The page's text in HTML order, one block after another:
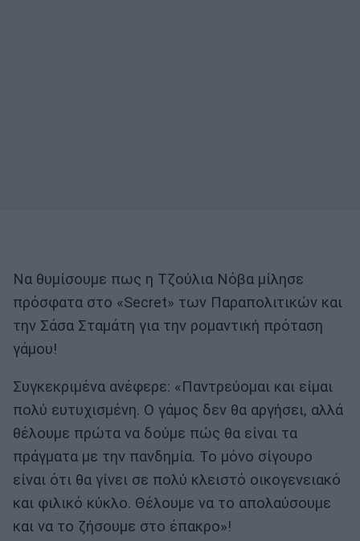
Να θυμίσουμε πως η Τζούλια Νόβα μίλησε
πρόσφατα στο «Secret» των Παραπολιτικών και
την Σάσα Σταμάτη για την ρομαντική πρόταση
γάμου!
Συγκεκριμένα ανέφερε: «Παντρεύομαι και είμαι
πολύ ευτυχισμένη. Ο γάμος δεν θα αργήσει, αλλά
θέλουμε πρώτα να δούμε πώς θα είναι τα
πράγματα με την πανδημία. Το μόνο σίγουρο
είναι ότι θα γίνει σε πολύ κλειστό οικογενειακό
και φιλικό κύκλο. Θέλουμε να το απολαύσουμε
και να το ζήσουμε στο έπακρο»!